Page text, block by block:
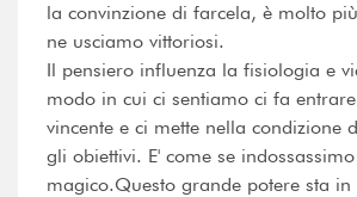
la convinzione di farcela, è molto
ne usciamo vittoriosi.
Il pensiero influenza la fisiologia e
modo in cui ci sentiamo ci fa
vincente e ci mette nella condizione
gli obiettivi. E' come se
magico.Questo grande potere sta